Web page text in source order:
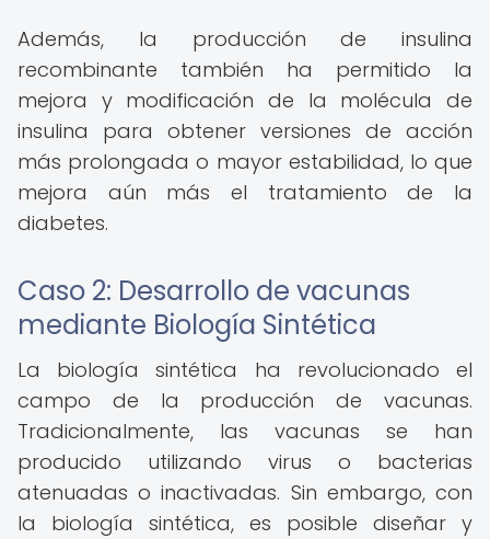
Además, la producción de insulina
recombinante también ha permitido la
mejora y modificación de la molécula de
insulina para obtener versiones de acción
más prolongada o mayor estabilidad, lo que
mejora aún más el tratamiento de la
diabetes.
Caso 2: Desarrollo de vacunas
mediante Biología Sintética
La biología sintética ha revolucionado el
campo de la producción de vacunas.
Tradicionalmente, las vacunas se han
producido utilizando virus o bacterias
atenuadas o inactivadas. Sin embargo, con
la biología sintética, es posible diseñar y